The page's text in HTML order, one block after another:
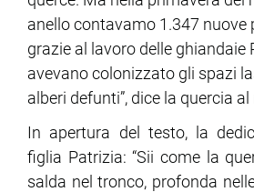
anello contavamo 1.347 nuove
grazie al lavoro delle ghiandaie
avevano colonizzato gli spazi
alberi defunti”, dice la quercia
In apertura del testo, la
figlia Patrizia: “Sii come la
salda nel tronco, profonda